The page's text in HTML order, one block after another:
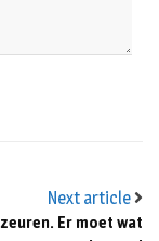
Next article
Er moet wat